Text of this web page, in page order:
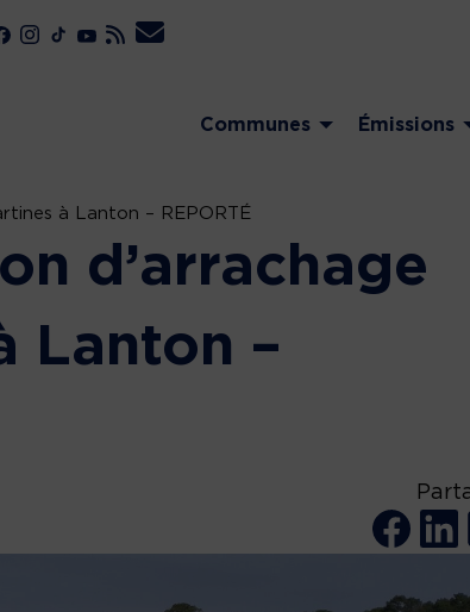
Communes Émissions
à Lanton – REPORTÉ
d’arrachage
Lanton –